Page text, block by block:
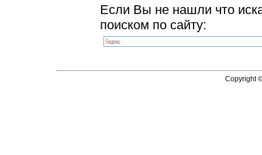
Если Вы не нашли что
поиском по сайту:
Copyright